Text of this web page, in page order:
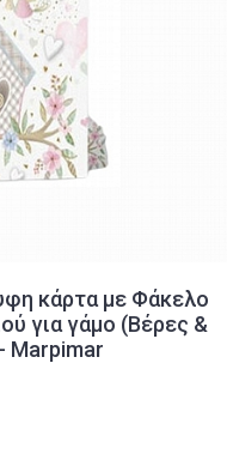
κάρτα με Φάκελο
για γάμο (Βέρες &
Marpimar